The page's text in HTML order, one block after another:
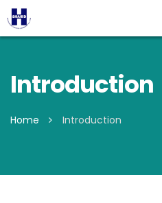
Introduction
Home Introduction